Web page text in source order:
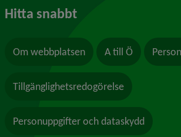
Hitta snabbt
Om webbplatsen A till Ö
Tillgänglighetsredogörelse
Personuppgifter och dataskydd